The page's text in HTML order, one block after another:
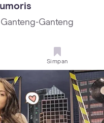
Ganteng
Simpan